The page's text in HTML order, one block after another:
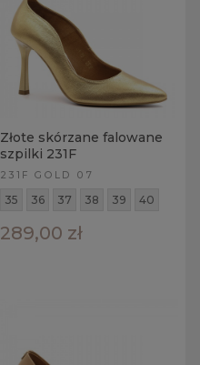
Złote skórzane falowane
szpilki 231F
231F GOLD 07
35 36 37 38 39 40
289,00 zł